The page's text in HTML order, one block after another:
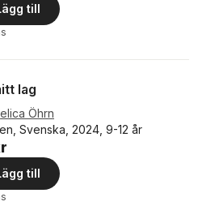
till
lag
Öhrn
Svenska, 2024, 9-12 år
till